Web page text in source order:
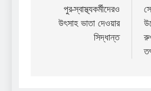
navigation
পুর-স্বাস্থ্যকর্মীদেরও
উৎসাহ ভাতা দেওয়ার
সিদ্ধান্ত